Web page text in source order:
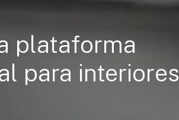
plataforma
para interiores